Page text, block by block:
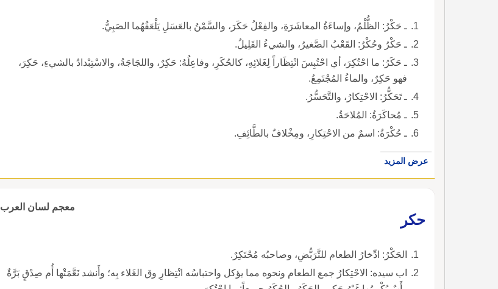
ـ حَكْرُ: الظُّلْمُ، وإساءَةُ المعاشَرَةِ، والفِعْلُ حَكَرَ، والسَّمْنُ بالعَسَلِ يَلْعَقُهُما الصَبِيُّ.
ـ حَكْرُ وحُكْرُ: القَعْبُ الصَّغيرُ، والشيءُ القَلِيلُ.
ـ حَكَرُ: ما احْتُكِرَ، أي احْتُبِسَ انْتِظَاراً لِغَلائِهِ، كالحُكَرِ، وفاعِلُهُ: حَكِرٌ، واللجَاجَةُ، والاسْتِبْدادُ بالشيءِ، حَكِرَ،
فهو حَكِرٌ، والماءُ المُجْتَمِعُ.
ـ تَحَكُّرُ: الاحْتِكارُ، والتَّحَسُّرُ.
ـ مُحاكَرَةُ: المُلاحَةُ.
ـ حُكْرَةُ: اسمٌ من الاحْتِكارِ، ومِخْلافٌ بالطَّائِفِ.
عرض المزيد
معجم لسان العرب
حكر
الحَكْرُ: ادِّخارُ الطعام للتَّرَبُّضِ، وصاحبُه مُحْتَكِرٌ.
اب سيده: الاحْتِكارُ جمع الطعام ونحوه مما يؤكل واحتباسُه انْتِظارِ وق الغَلاء بِه؛ وأَنشد نَعَّمَتْها أُم صِدْقٍ بَرَّةٌ